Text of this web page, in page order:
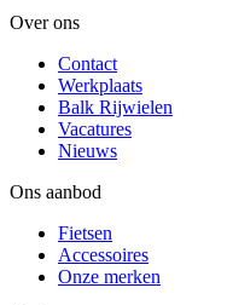
Over ons
Contact
Werkplaats
Balk Rijwielen
Vacatures
Nieuws
Ons aanbod
Fietsen
Accessoires
Onze merken